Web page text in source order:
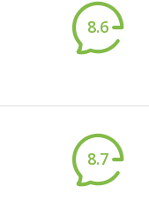
8.6
8.7